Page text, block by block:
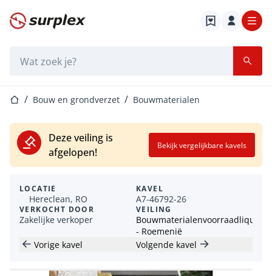
Startpagina
StartpaginaBouw en grondverzet Bouwmaterialen
Deze veiling is
afgelopen!
Bekijk vergelijkbare kavels
LOCATIE
Hereclean, RO
VERKOCHT DOOR
Zakelijke verkoper
KAVEL
A7-46792-26
VEILING
- Roemenië
Vorige kavel
Volgende kavel